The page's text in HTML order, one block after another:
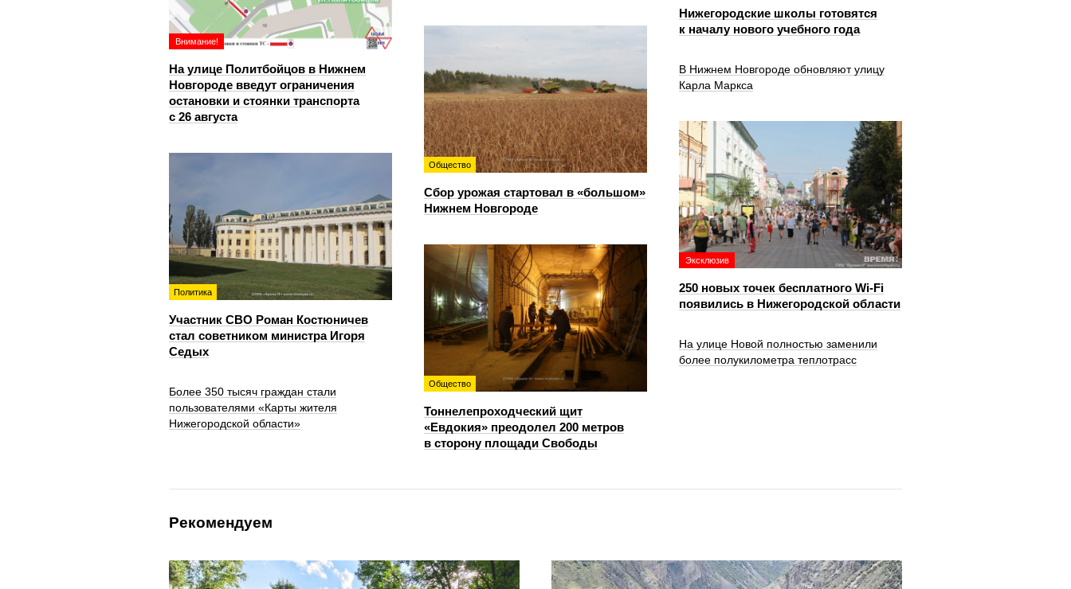
Нижегородские школы готовятся
к началу нового учебного года
Внимание!
На улице Политбойцов в Нижнем
Новгороде введут ограничения
остановки и стоянки транспорта
с 26 августа
Общество
Сбор урожая стартовал в «большом»
Нижнем Новгороде
В Нижнем Новгороде обновляют улицу
Карла Маркса
Эксклюзив
250 новых точек бесплатного Wi-Fi
появились в Нижегородской области
Политика
Участник СВО Роман Костюничев
стал советником министра Игоря
Седых
Общество
Тоннелепроходческий щит
«Евдокия» преодолел 200 метров
в сторону площади Свободы
На улице Новой полностью заменили
более полукилометра теплотрасс
Более 350 тысяч граждан стали
пользователями «Карты жителя
Нижегородской области»
Рекомендуем